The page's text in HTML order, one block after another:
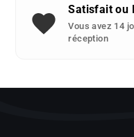
Satisfait ou
Vous avez 14
réception